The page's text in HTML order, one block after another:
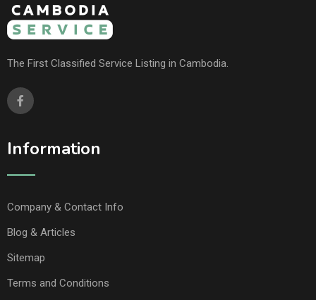
The First Classified Service Listing in Cambodia.
Information
Company & Contact Info
Blog & Articles
Sitemap
Terms and Conditions